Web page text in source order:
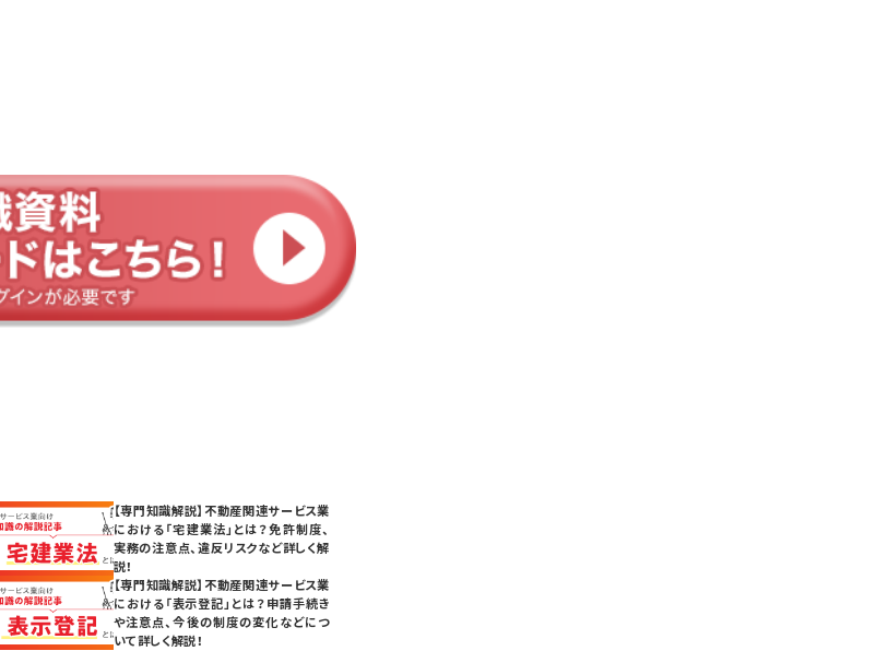
【専門知識解説】不動産関連サービス業
における「宅建業法」とは？免許制度、
実務の注意点、違反リスクなど詳しく解
説！
【専門知識解説】不動産関連サービス業
における「表示登記」とは？申請手続き
や注意点、今後の制度の変化などにつ
いて詳しく解説！